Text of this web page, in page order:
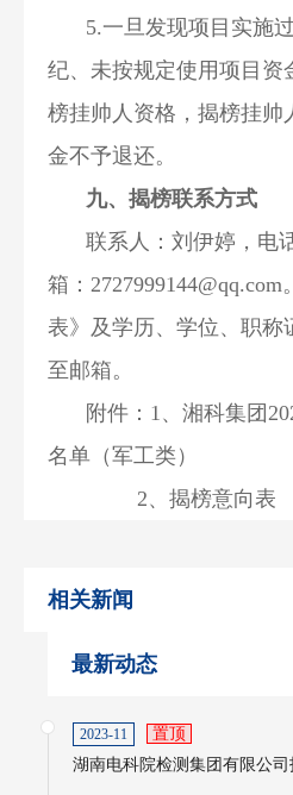
5.一旦发现项目实施
纪、未按规定使用项目资
榜挂帅人资格，揭榜挂帅
金不予退还。
九、揭榜联系方式
联系人：刘伊婷，电
箱：
表》及学历、学位、职称
至邮箱。
附件：1、湘科集团
名单（军工类）
2、揭榜意向表
相关新闻
最新动态
2023-11
置顶
湖南电科院检测集团有限公